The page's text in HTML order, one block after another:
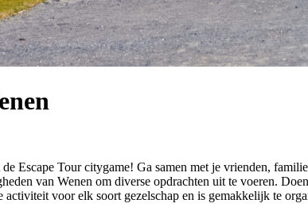
Escape Tour citygame! Ga samen met je vrienden,
van Wenen om diverse opdrachten uit te voeren.
activiteit voor elk soort gezelschap en is gemakkelijk te